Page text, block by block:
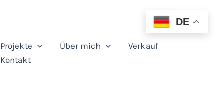
Projekte Über mich
Verkauf
Kontakt
DE